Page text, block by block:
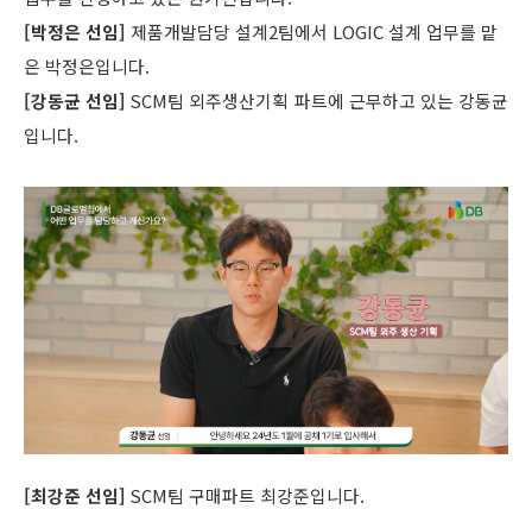
[박정은 선임] 제품개발담당 설계2팀에서 LOGIC 설계 업무를 맡
은 박정은입니다.
[강동균 선임] SCM팀 외주생산기획 파트에 근무하고 있는 강동균
입니다.
[최강준 선임] SCM팀 구매파트 최강준입니다.